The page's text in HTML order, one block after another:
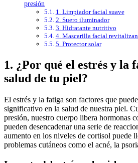
presión
1. Limpiador facial suave
2. Suero iluminador
3. Hidratante nutritivo
4. Mascarilla facial
5. Protector solar
1. ¿Por qué el estrés y la
salud de tu piel?
El estrés y la fatiga son factores que pueden tener un impacto
significativo en la salud de nuestra piel.
presión, nuestro cuerpo libera hormonas
pueden desencadenar una serie de
aumento en los niveles de cortisol puede
problemas cutáneos como el acné, la